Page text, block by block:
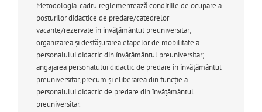
Metodologia-cadru reglementează condiţiile de ocupare a
posturilor didactice de predare/catedrelor
vacante/rezervate în învăţământul preuniversitar;
organizarea şi desfășurarea etapelor de mobilitate a
personalului didactic din învăţământul preuniversitar;
angajarea personalului didactic de predare în învăţământul
preuniversitar, precum şi eliberarea din funcţie a
personalului didactic de predare din învăţământul
preuniversitar.